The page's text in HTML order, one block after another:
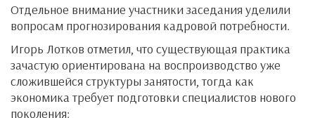
Отдельное внимание участники заседания уделили
вопросам прогнозирования кадровой потребности.
Игорь Лотков отметил, что существующая практика
зачастую ориентирована на воспроизводство уже
сложившейся структуры занятости, тогда как
экономика требует подготовки специалистов нового
поколения: